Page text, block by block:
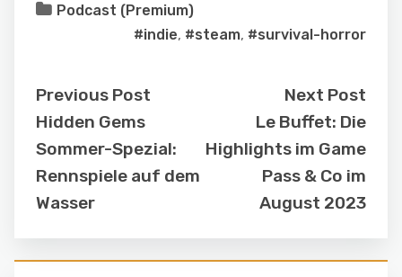
Podcast (Premium)
#indie, #steam, #survival-horror
Previous Post
Hidden Gems
Sommer-Spezial:
Rennspiele auf dem
Wasser
Next Post
Le Buffet: Die
Highlights im Game
Pass & Co im
August 2023